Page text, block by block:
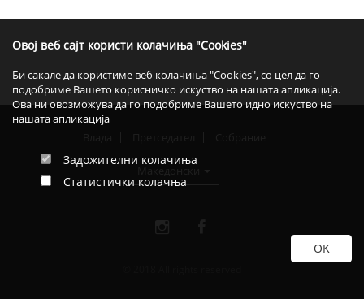
Овој веб сајт користи колачиња "Cookies"
Би сакале да користиме веб колачиња "Cookies", со цел да го
подобриме Вашето корисничко искуство на нашата апликација.
Ова ни овозможува да го подобриме Вашето идно искуство на
нашата апликација
Задожителни колачиња
Статистички колачња